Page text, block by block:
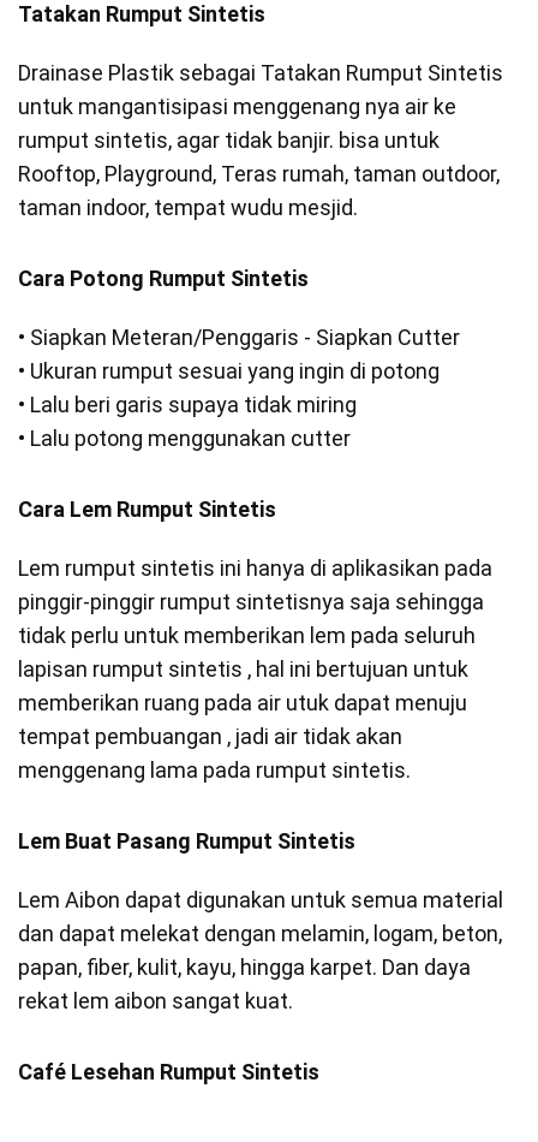
Tatakan Rumput Sintetis
Drainase Plastik sebagai Tatakan Rumput Sintetis
untuk mangantisipasi menggenang nya air ke
rumput sintetis, agar tidak banjir. bisa untuk
Rooftop, Playground, Teras rumah, taman outdoor,
taman indoor, tempat wudu mesjid.
Cara Potong Rumput Sintetis
• Siapkan Meteran/Penggaris - Siapkan Cutter
• Ukuran rumput sesuai yang ingin di potong
• Lalu beri garis supaya tidak miring
• Lalu potong menggunakan cutter
Cara Lem Rumput Sintetis
Lem rumput sintetis ini hanya di aplikasikan pada
pinggir-pinggir rumput sintetisnya saja sehingga
tidak perlu untuk memberikan lem pada seluruh
lapisan rumput sintetis , hal ini bertujuan untuk
memberikan ruang pada air utuk dapat menuju
tempat pembuangan , jadi air tidak akan
menggenang lama pada rumput sintetis.
Lem Buat Pasang Rumput Sintetis
Lem Aibon dapat digunakan untuk semua material
dan dapat melekat dengan melamin, logam, beton,
papan, fiber, kulit, kayu, hingga karpet. Dan daya
rekat lem aibon sangat kuat.
Café Lesehan Rumput Sintetis